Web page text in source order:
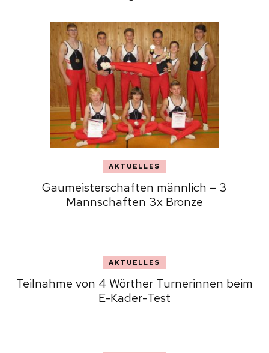
AKTUELLES
Gaumeisterschaften männlich – 3
Mannschaften 3x Bronze
AKTUELLES
Teilnahme von 4 Wörther Turnerinnen beim
E-Kader-Test